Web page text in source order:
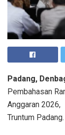
Padang,
Pembahasan
Anggaran
Truntum Padang.